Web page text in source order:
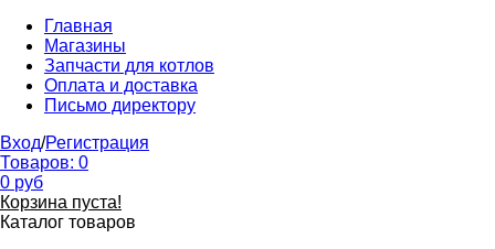
Главная
Магазины
Запчасти для котлов
Оплата и доставка
Письмо директору
Вход/Регистрация
Товаров: 0
0 руб
Корзина пуста!
Каталог товаров